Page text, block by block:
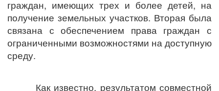
граждан, имеющих трех и более детей, на
получение земельных участков. Вторая была
связана с обеспечением права граждан с
ограниченными возможностями на доступную
среду.
Как известно, результатом совместной